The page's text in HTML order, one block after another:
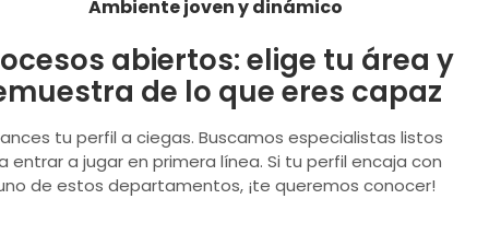
Ambiente joven y dinámico
abiertos: elige tu área y
de lo que eres capaz
tu perfil a ciegas. Buscamos especialistas listos
entrar a jugar en primera línea. Si tu perfil encaja con
de estos departamentos, ¡te queremos conocer!